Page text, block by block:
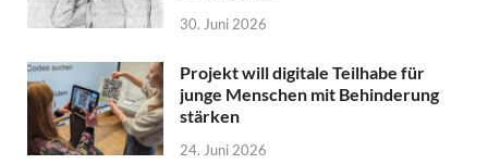
30. Juni 2026
Projekt will digitale Teilhabe für
junge Menschen mit Behinderung
stärken
24. Juni 2026